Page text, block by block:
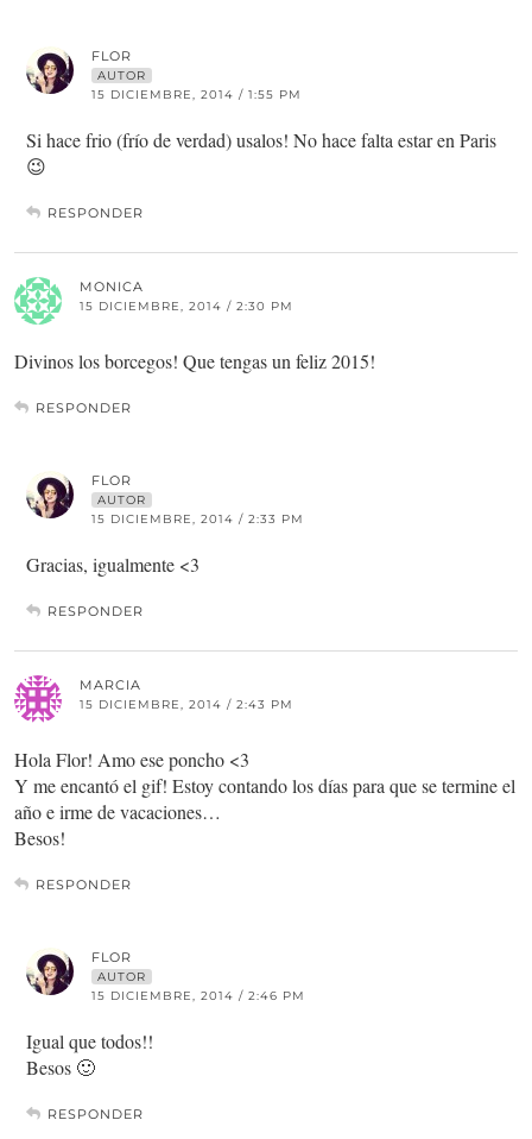
FLOR
AUTOR
15 DICIEMBRE, 2014 / 1:55 PM
Si hace frio (frío de verdad) usalos! No hace falta estar en Paris
😉
RESPONDER
MONICA
15 DICIEMBRE, 2014 / 2:30 PM
Divinos los borcegos! Que tengas un feliz 2015!
RESPONDER
FLOR
AUTOR
15 DICIEMBRE, 2014 / 2:33 PM
Gracias, igualmente <3
RESPONDER
MARCIA
15 DICIEMBRE, 2014 / 2:43 PM
Hola Flor! Amo ese poncho <3
Y me encantó el gif! Estoy contando los días para que se termine el
año e irme de vacaciones…
Besos!
RESPONDER
FLOR
AUTOR
15 DICIEMBRE, 2014 / 2:46 PM
Igual que todos!!
Besos 🙂
RESPONDER